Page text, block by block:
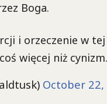
Boga.
i orzeczenie w
więcej niż
October 22,